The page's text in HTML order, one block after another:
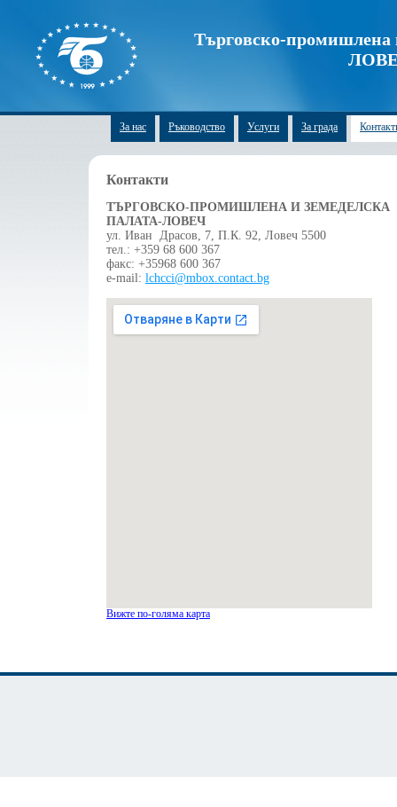
Търговско-промишлена
За нас Ръководство Услуги За града
Контакти
ТЪРГОВСКО-ПРОМИШЛЕНА И ЗЕМЕДЕЛСКА
ПАЛАТА-ЛОВЕЧ
ул. Иван Драсов, 7, П.К. 92, Ловеч 5500
тел.: +359 68 600 367
факс: +35968 600 367
e-mail: lchcci@mbox.contact.bg
Вижте по-голяма карта